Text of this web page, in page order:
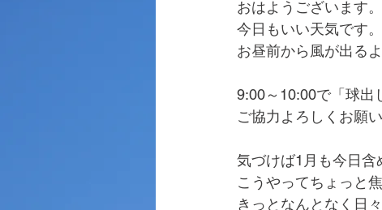
おはようございます。
今日もいい天気です。
お昼前から風が出るよ
9:00～10:00で「球出
ご協力よろしくお願い
気づけば1月も今日含
こうやってちょっと
きっとなんとなく日